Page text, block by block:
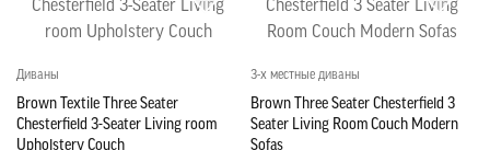
Диваны
Brown Textile Three Seater
Chesterfield 3-Seater Living room
Upholstery Couch
3-х местные диваны
Brown Three Seater Chesterfield 3
Seater Living Room Couch Modern
Sofas